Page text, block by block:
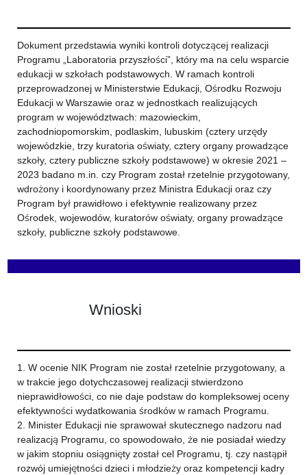
Dokument przedstawia wyniki kontroli dotyczącej realizacji
Programu „Laboratoria przyszłości”, który ma na celu wsparcie
edukacji w szkołach podstawowych. W ramach kontroli
przeprowadzonej w Ministerstwie Edukacji, Ośrodku Rozwoju
Edukacji w Warszawie oraz w jednostkach realizujących
program w województwach: mazowieckim,
zachodniopomorskim, podlaskim, lubuskim (cztery urzędy
wojewódzkie, trzy kuratoria oświaty, cztery organy prowadzące
szkoły, cztery publiczne szkoły podstawowe) w okresie 2021 –
2023 badano m.in. czy Program został rzetelnie przygotowany,
wdrożony i koordynowany przez Ministra Edukacji oraz czy
Program był prawidłowo i efektywnie realizowany przez
Ośrodek, wojewodów, kuratorów oświaty, organy prowadzące
szkoły, publiczne szkoły podstawowe.
Wnioski
1. W ocenie NIK Program nie został rzetelnie przygotowany, a
w trakcie jego dotychczasowej realizacji stwierdzono
nieprawidłowości, co nie daje podstaw do kompleksowej oceny
efektywności wydatkowania środków w ramach Programu.
2. Minister Edukacji nie sprawował skutecznego nadzoru nad
realizacją Programu, co spowodowało, że nie posiadał wiedzy
w jakim stopniu osiągnięty został cel Programu, tj. czy nastąpił
rozwój umiejętności dzieci i młodzieży oraz kompetencji kadry